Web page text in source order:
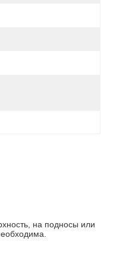
на подносы или